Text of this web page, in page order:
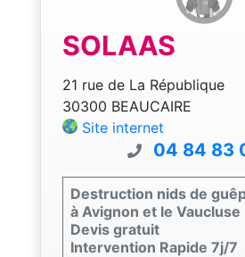
SOLAAS
21 rue de La République
30300 BEAUCAIRE
Site internet
04 84 83
Destruction nids de
à Avignon et le Vaucluse
Devis gratuit
Intervention Rapide 7j/7